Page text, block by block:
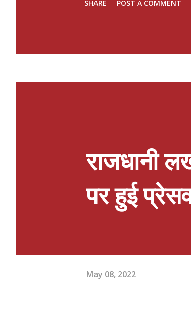
झलक दिखाते हुए दर्शकों के
SHARE POST A COMMENT
राजधानी
पर हुई
May 08, 2022